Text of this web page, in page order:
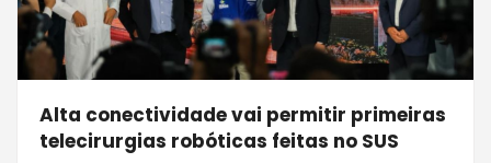
Alta conectividade vai permitir primeiras
telecirurgias robóticas feitas no SUS